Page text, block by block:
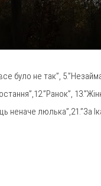
було не так”,
неначе люлька”,21.”За